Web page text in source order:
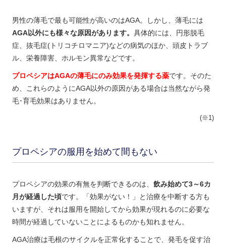
男性の薄毛で最も可能性が高いのはAGA。しかし、薄毛には
AGA以外にも様々な原因があります。 具体的には、円形脱毛
症、抜毛症(トリコチロマニア)などの病気のほか、頭皮トラブ
ル、栄養障害、ホルモン異常などです。
プロペシアはAGAの薄毛にのみ効果を発揮する薬です。そのた
め、これらのようにAGA以外の原因がある場合は当然ながら発
毛･育毛効果はありません。
(※1)
プロペシアの服用を始めて間もない
プロペシアの効果の有無を判断できるのは、 飲み始めて3～6カ
月が経過した頃です。「効果がない！」と治療を中断する方も
いますが、それは服用を開始してから効果が現れるのに必要な
時間が経過していないことによるものかも知れません。
AGA治療は毛根のサイクルを正常化することで、発毛を促す治